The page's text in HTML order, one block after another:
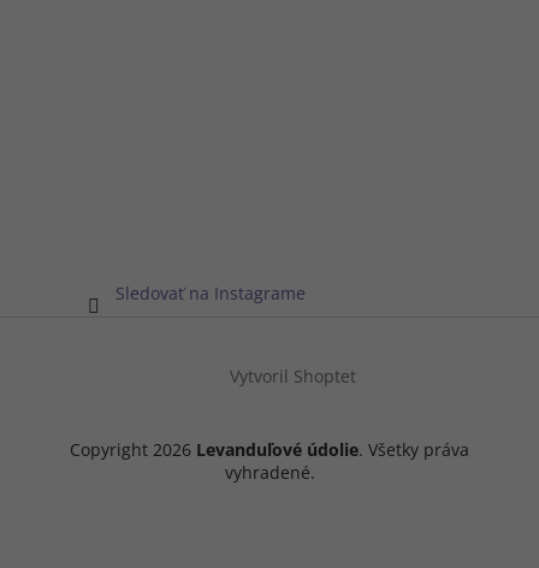
Sledovať na Instagrame
Vytvoril Shoptet
Copyright 2026 Levanduľové údolie. Všetky práva
vyhradené.